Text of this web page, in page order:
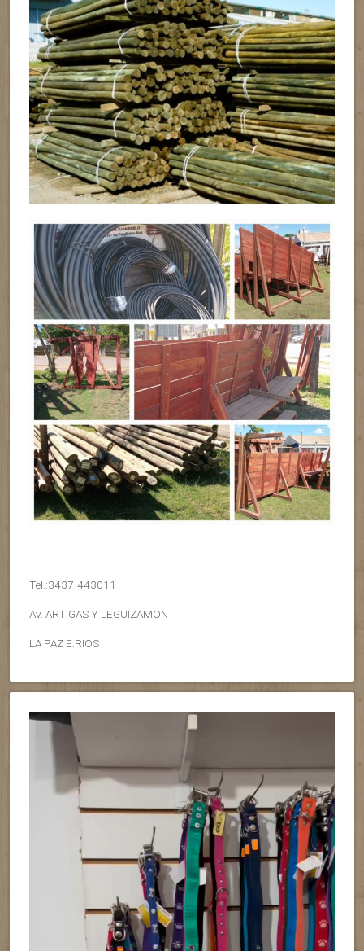
Tel.:3437-443011
Av. ARTIGAS Y LEGUIZAMON
LA PAZ E.RIOS
Reproductor